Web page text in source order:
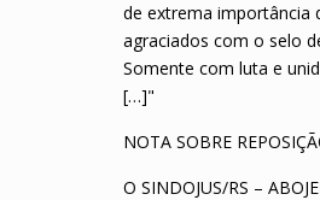
de extrema importância
agraciados com o selo
Somente com luta e
[…]"
NOTA SOBRE
O SINDOJUS/RS –